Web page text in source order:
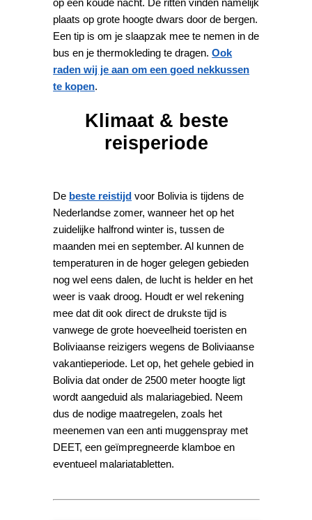
op een koude nacht. De ritten vinden namelijk
plaats op grote hoogte dwars door de bergen.
Een tip is om je slaapzak mee te nemen in de
bus en je thermokleding te dragen.Ook
raden wij je aan om een goed nekkussen
te kopen.
Klimaat & beste
reisperiode
De beste reistijd voor Bolivia is tijdens de
Nederlandse zomer, wanneer het op het
zuidelijke halfrond winter is, tussen de
maanden mei en september. Al kunnen de
temperaturen in de hoger gelegen gebieden
nog wel eens dalen, de lucht is helder en het
weer is vaak droog. Houdt er wel rekening
mee dat dit ook direct de drukste tijd is
vanwege de grote hoeveelheid toeristen en
Boliviaanse reizigers wegens de Boliviaanse
vakantieperiode. Let op, het gehele gebied in
Bolivia dat onder de 2500 meter hoogte ligt
wordt aangeduid als malariagebied. Neem
dus de nodige maatregelen, zoals het
meenemen van een anti muggenspray met
DEET, een geïmpregneerde klamboe en
eventueel malariatabletten.